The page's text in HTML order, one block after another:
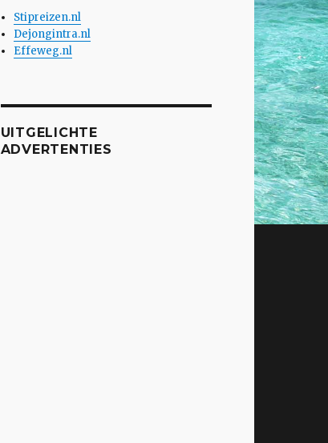
Stipreizen.nl
Dejongintra.nl
Effeweg.nl
UITGELICHTE
ADVERTENTIES